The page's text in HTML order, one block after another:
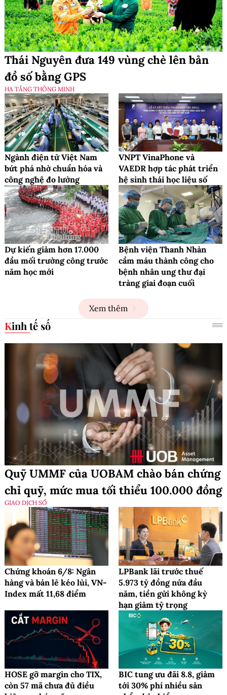
Thái Nguyên đưa 149 vùng chè lên bản
đồ số bằng GPS
HẠ TẦNG THÔNG MINH
Ngành điện tử Việt Nam
bứt phá nhờ chuẩn hóa và
công nghệ đo lường
VNPT VinaPhone và
VAEDR hợp tác phát triển
hệ sinh thái học liệu số
Dự kiến giảm hơn 17.000
đầu mối trường công trước
năm học mới
Bệnh viện Thanh Nhàn
cầm máu thành công cho
bệnh nhân ung thư đại
tràng giai đoạn cuối
Xem thêm
Kinh tế số
Quỹ UMMF của UOBAM chào bán chứng
chỉ quỹ, mức mua tối thiểu 100.000 đồng
GIAO DỊCH SỐ
Chứng khoán 6/8: Ngân
hàng và bán lẻ kéo lùi, VN-
Index mất 11,68 điểm
LPBank lãi trước thuế
5.973 tỷ đồng nửa đầu
năm, tiền gửi không kỳ
hạn giảm tỷ trọng
HOSE gỡ margin cho TIX,
còn 57 mã chưa đủ điều
BIC tung ưu đãi 8.8, giảm
tới 30% phí nhiều sản